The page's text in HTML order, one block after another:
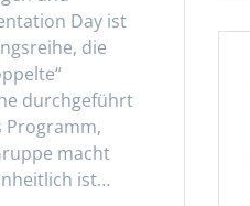
Day ist
die
durchgeführt
Programm,
macht
ist…